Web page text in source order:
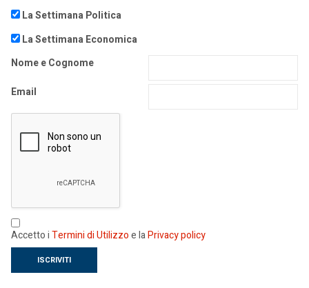
La Settimana Politica
La Settimana Economica
Nome e Cognome
Email
Accetto iTermini di Utilizzoe laPrivacy policy